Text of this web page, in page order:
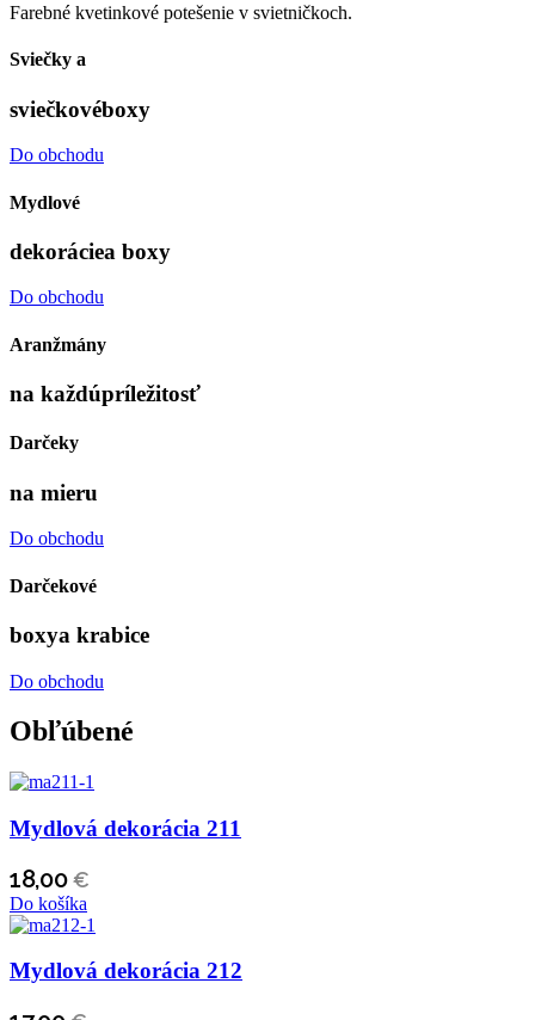
Farebné kvetinkové potešenie v svietničkoch.
Sviečky a
sviečkovéboxy
Do obchodu
Mydlové
dekoráciea boxy
Do obchodu
Aranžmány
na každúpríležitosť
Darčeky
na mieru
Do obchodu
Darčekové
boxya krabice
Do obchodu
Obľúbené
Mydlová dekorácia 211
18,00€
Do košíka
Mydlová dekorácia 212